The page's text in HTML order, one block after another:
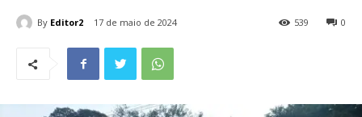
By Editor2 17 de maio de 2024 0
539